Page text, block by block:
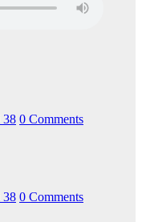
38 0 Comments
38 0 Comments